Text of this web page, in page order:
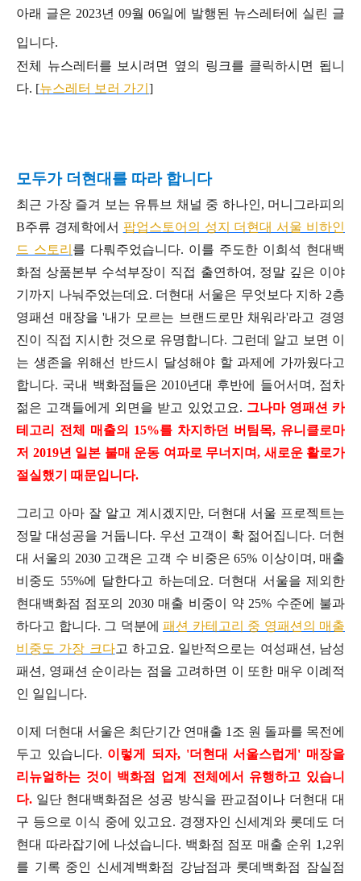
아래 글은 2023년 09월 06일에 발행된 뉴스레터에 실린 글
입니다.
전체 뉴스레터를 보시려면 옆의 링크를 클릭하시면 됩니
다. [뉴스레터 보러 가기 ]
모두가 더현대를 따라 합니다
최근 가장 즐겨 보는 유튜브 채널 중 하나인, 머니그라피의
B주류 경제학에서 팝업스토어의 성지 더현대 서울 비하인
드 스토리 를 다뤄주었습니다. 이를 주도한 이희석 현대백
화점 상품본부 수석부장이 직접 출연하여, 정말 깊은 이야
기까지 나눠주었는데요. 더현대 서울은 무엇보다 지하 2층
영패션 매장을 '내가 모르는 브랜드로만 채워라'라고 경영
진이 직접 지시한 것으로 유명합니다. 그런데 알고 보면 이
는 생존을 위해선 반드시 달성해야 할 과제에 가까웠다고
합니다. 국내 백화점들은 2010년대 후반에 들어서며, 점차
젊은 고객들에게 외면을 받고 있었고요. 그나마 영패션 카
테고리 전체 매출의 15%를 차지하던 버팀목, 유니클로마
저 2019년 일본 불매 운동 여파로 무너지며, 새로운 활로가
절실했기 때문입니다.
그리고 아마 잘 알고 계시겠지만, 더현대 서울 프로젝트는
정말 대성공을 거둡니다. 우선 고객이 확 젊어집니다. 더현
대 서울의 2030 고객은 고객 수 비중은 65% 이상이며, 매출
비중도 55%에 달한다고 하는데요. 더현대 서울을 제외한
현대백화점 점포의 2030 매출 비중이 약 25% 수준에 불과
하다고 합니다. 그 덕분에 패션 카테고리 중 영패션의 매출
비중도 가장 크다고 하고요. 일반적으로는 여성패션, 남성
패션, 영패션 순이라는 점을 고려하면 이 또한 매우 이례적
인 일입니다.
이제 더현대 서울은 최단기간 연매출 1조 원 돌파를 목전에
두고 있습니다. 이렇게 되자, '더현대 서울스럽게' 매장을
리뉴얼하는 것이 백화점 업계 전체에서 유행하고 있습니
다. 일단 현대백화점은 성공 방식을 판교점이나 더현대 대
구 등으로 이식 중에 있고요. 경쟁자인 신세계와 롯데도 더
현대 따라잡기에 나섰습니다. 백화점 점포 매출 순위 1,2위
를 기록 중인 신세계백화점 강남점과 롯데백화점 잠실점